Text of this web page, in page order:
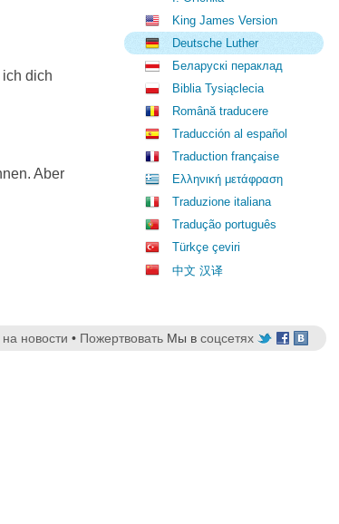
dich
Aber
King James Version
Deutsche Luther
Беларускі пераклад
Biblia Tysiąclecia
Română traducere
Traducción al español
Traduction française
Ελληνική μετάφραση
Traduzione italiana
Tradução português
Türkçe çeviri
中文 汉译
Мы в соцсетях
новости • Пожертвовать